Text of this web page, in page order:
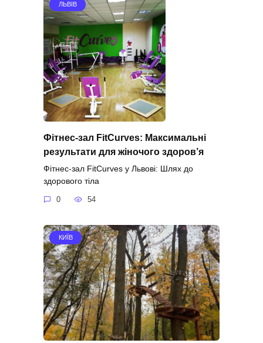
ЛЬВІВ
Фітнес-зал FitCurves: Максимальні
результати для жіночого здоров’я
Фітнес-зал FitCurves у Львові: Шлях до
здорового тіла
0 54
КИЇВ